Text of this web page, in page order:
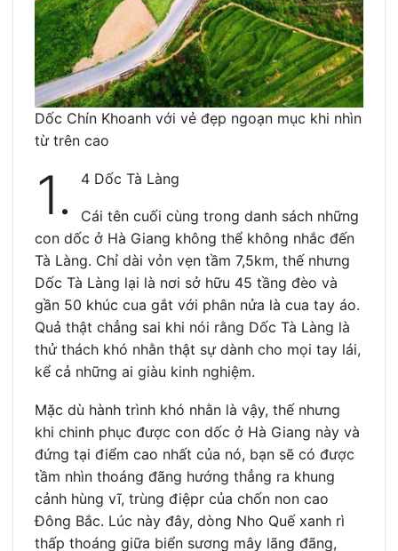
Dốc Chín Khoanh với vẻ đẹp ngoạn mục khi nhìn
từ trên cao
1. 4 Dốc Tà Làng
Cái tên cuối cùng trong danh sách những
con dốc ở Hà Giang không thể không nhắc đến
Tà Làng. Chỉ dài vỏn vẹn tầm 7,5km, thế nhưng
Dốc Tà Làng lại là nơi sở hữu 45 tầng đèo và
gần 50 khúc cua gắt với phân nửa là cua tay áo.
Quả thật chẳng sai khi nói rằng Dốc Tà Làng là
thử thách khó nhằn thật sự dành cho mọi tay lái,
kể cả những ai giàu kinh nghiệm.
Mặc dù hành trình khó nhằn là vậy, thế nhưng
khi chinh phục được con dốc ở Hà Giang này và
đứng tại điểm cao nhất của nó, bạn sẽ có được
tầm nhìn thoáng đãng hướng thẳng ra khung
cảnh hùng vĩ, trùng điệpr của chốn non cao
Đông Bắc. Lúc này đây, dòng Nho Quế xanh rì
thấp thoáng giữa biển sương mây lãng đãng,